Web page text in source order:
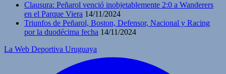
Clausura: Peñarol venció inobjetablemente 2:0 a Wanderers
en el Parque Viera 14/11/2024
Triunfos de Peñarol, Boston, Defensor, Nacional y Racing
por la duodécima fecha 14/11/2024
La Web Deportiva Uruguaya